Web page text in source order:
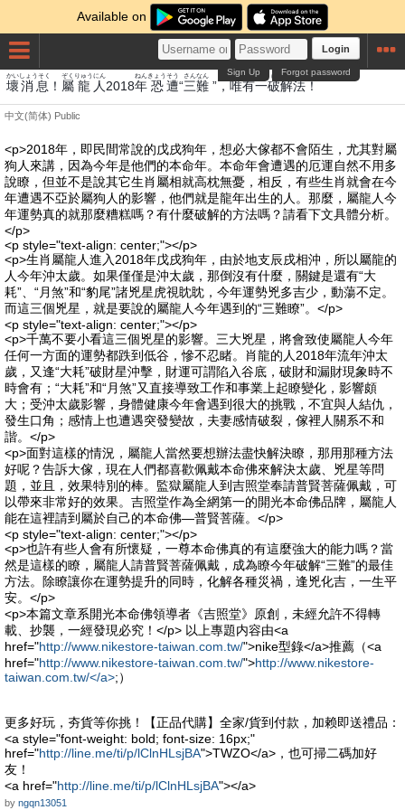
Available on
Login
Forgot password
Sign Up
壞
かい
消息
しょうそく
！ 屬
ぞく
龍
りゅう
人
にん
2018年
ねん
恐
きょう
遭
そう
“三
さん
難
なん
”，唯
ただ
有一
ゆういち
破
は
解法
かいほう
！
中文(简体) Public
<p>2018年，即民間常說的戊戌狗年，想必大傢都不會陌生，尤其對屬
狗人來講，因為今年是他們的本命年。本命年會遭遇的厄運自然不用多
說瞭，但並不是說其它生肖屬相就高枕無憂，相反，有些生肖就會在今
年遭遇不亞於屬狗人的影響，他們就是龍年出生的人。那麼，屬龍人今
年運勢真的就那麼糟糕嗎？有什麼破解的方法嗎？請看下文具體分析。
</p>
<p style="text-align: center;"></p>
<p>生肖屬龍人進入2018年戊戌狗年，由於地支辰戌相沖，所以屬龍的
人今年沖太歲。如果僅僅是沖太歲，那倒沒有什麼，關鍵是還有“大
耗”、“月煞”和“豹尾”諸兇星虎視眈眈，今年運勢兇多吉少，動蕩不定。
而這三個兇星，就是要說的屬龍人今年遇到的“三難瞭”。</p>
<p style="text-align: center;"></p>
<p>千萬不要小看這三個兇星的影響。三大兇星，將會致使屬龍人今年
任何一方面的運勢都跌到低谷，慘不忍睹。肖龍的人2018年流年沖太
歲，又逢“大耗”破財星沖擊，財運可謂陷入谷底，破財和漏財現象時不
時會有；“大耗”和“月煞”又直接導致工作和事業上起瞭變化，影響頗
大；受沖太歲影響，身體健康今年會遇到很大的挑戰，不宜與人結仇，
發生口角；感情上也遭遇突發變故，夫妻感情破裂，傢裡人關系不和
諧。</p>
<p>面對這樣的情況，屬龍人當然要想辦法盡快解決瞭，那用那種方法
好呢？告訴大傢，現在人們都喜歡佩戴本命佛來解決太歲、兇星等問
題，並且，效果特別的棒。監獄屬龍人到吉照堂奉請普賢菩薩佩戴，可
以帶來非常好的效果。吉照堂作為全網第一的開光本命佛品牌，屬龍人
能在這裡請到屬於自己的本命佛—普賢菩薩。</p>
<p style="text-align: center;"></p>
<p>也許有些人會有所懷疑，一尊本命佛真的有這麼強大的能力嗎？當
然是這樣的瞭，屬龍人請普賢菩薩佩戴，成為瞭今年破解“三難”的最佳
方法。除瞭讓你在運勢提升的同時，化解各種災禍，逢兇化吉，一生平
安。</p>
<p>本篇文章系開光本命佛領導者《吉照堂》原創，未經允許不得轉
載、抄襲，一經發現必究！</p> 以上專題内容由<a
href="http://www.nikestore-taiwan.com.tw/">nike型錄</a>推薦（<a
href="http://www.nikestore-taiwan.com.tw/">http://www.nikestore-
taiwan.com.tw/</a>;）
更多好玩，夯貨等你挑！【正品代購】全家/貨到付款，加赖即送禮品：
<a style="font-weight: bold; font-size: 16px;"
href="http://line.me/ti/p/lClnHLsjBA">TWZO</a>，也可掃二碼加好
友！
<a href="http://line.me/ti/p/lClnHLsjBA"></a>
by ngqn13051